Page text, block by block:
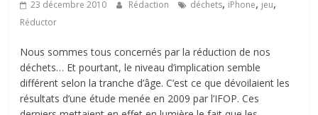
23 décembre 2010 Rédaction déchets, iPhone, jeu,
Réductor
Nous sommes tous concernés par la réduction de nos
déchets… Et pourtant, le niveau d’implication semble
différent selon la tranche d’âge. C’est ce que dévoilaient les
résultats d’une étude menée en 2009 par l’IFOP. Ces